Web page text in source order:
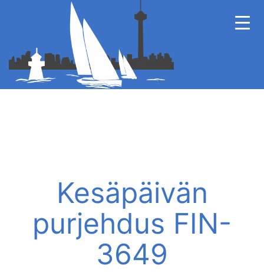
Kesäpäivän
purjehdus FIN-
3649